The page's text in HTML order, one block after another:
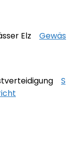
Gewäs
S